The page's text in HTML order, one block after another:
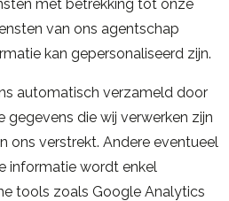
met betrekking tot onze
van ons agentschap
kan gepersonaliseerd zijn.
automatisch verzameld door
gegevens die wij verwerken zijn
ons verstrekt. Andere eventueel
informatie wordt enkel
tools zoals Google Analytics